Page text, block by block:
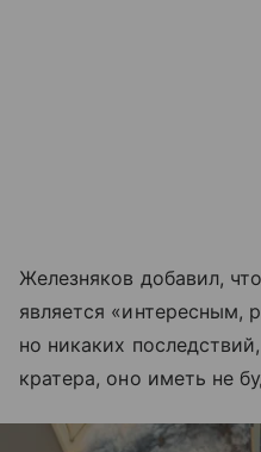
Железняков добавил,
является «интересным,
но никаких
кратера, оно иметь не